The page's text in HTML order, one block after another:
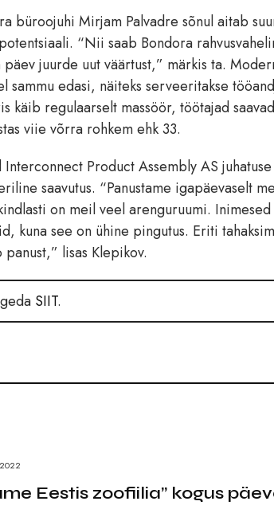
büroojuhi Mirjam Palvadre sõnul aitab
“Nii saab Bondora
juurde uut väärtust,” märkis ta.
sammu edasi, näiteks serveeritakse
käib regulaarselt massöör, töötajad
viie võrra rohkem ehk 33.
Product Assembly AS
saavutus. “Panustame igapäevaselt
on meil veel arenguruumi.
kuna see on ühine pingutus. Eriti
lisas Klepikov.
SIIT.
Eestis zoofiilia” kogus